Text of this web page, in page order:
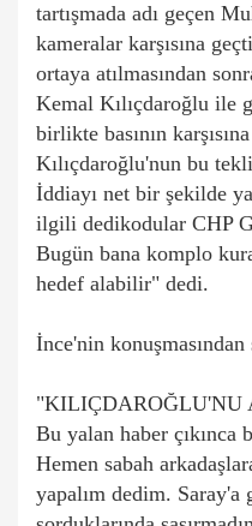
tartışmada adı geçen
kameralar karşısına
ortaya atılmasından
Kemal Kılıçdaroğlu ile
birlikte basının
Kılıçdaroğlu'nun bu
İddiayı net bir şekilde
ilgili dedikodular CHP
Bugün bana komplo
hedef alabilir" dedi.
İnce'nin konuşmasından
"KILIÇDAROĞLU'NU
Bu yalan haber çıkınca
Hemen sabah
yapalım dedim.